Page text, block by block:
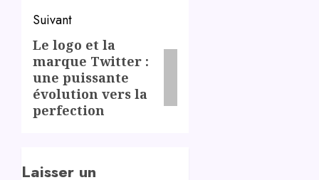
Suivant
Next
post:
Le logo et la
marque Twitter :
une puissante
évolution vers la
perfection
Laisser un